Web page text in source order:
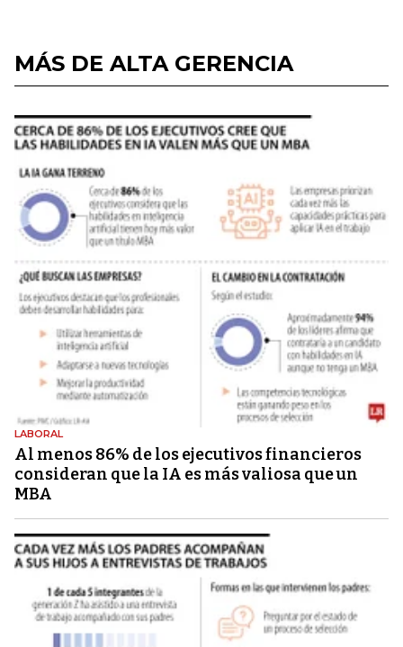
MÁS DE ALTA GERENCIA
LABORAL
Al menos 86% de los ejecutivos financieros
consideran que la IA es más valiosa que un
MBA